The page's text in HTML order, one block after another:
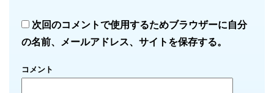
次回のコメントで使用するためブラウザーに自分
の名前、メールアドレス、サイトを保存する。
コメント